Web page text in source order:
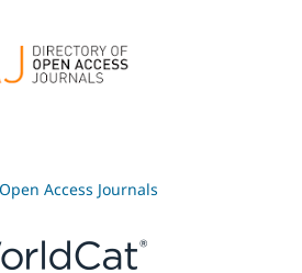
Access Journals